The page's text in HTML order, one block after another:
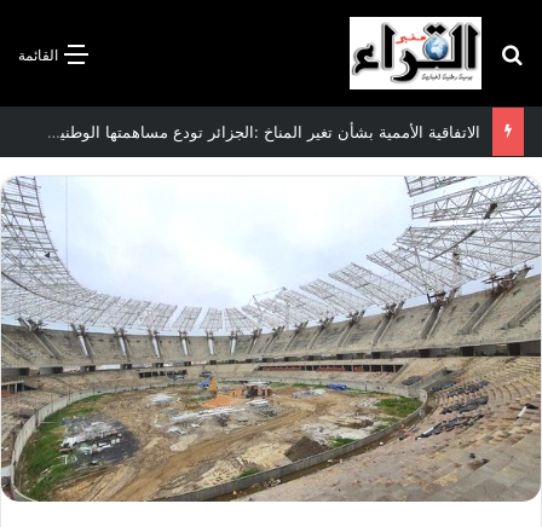
القائمة بحث عن
الاتفاقية الأممية بشأن تغير المناخ :الجزائر تودع مساهمتها الوطنية المحددة لسنة 2026